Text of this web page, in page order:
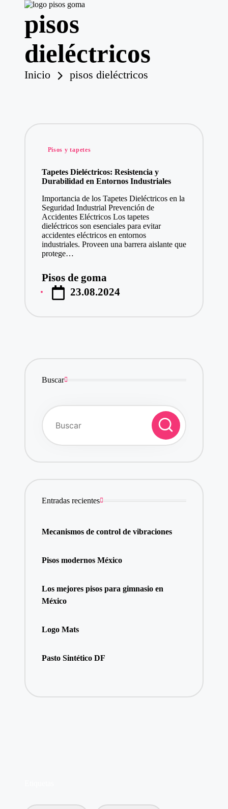
is
d
e
G
pisos
dieléctricos
Inicio pisos dieléctricos
Publicado
Pisos y tapetes
Tapetes Dieléctricos: Resistencia y
Durabilidad en Entornos Industriales
Importancia de los Tapetes Dieléctricos en la
Seguridad Industrial Prevención de
Accidentes Eléctricos Los tapetes
dieléctricos son esenciales para evitar
accidentes eléctricos en entornos
industriales. Proveen una barrera aislante que
protege…
Publicado
por
Pisos de goma
23.08.2024
Buscar
Entradas recientes
Mecanismos de control de vibraciones
Pisos modernos México
Los mejores pisos para gimnasio en
México
Logo Mats
Pasto Sintético DF